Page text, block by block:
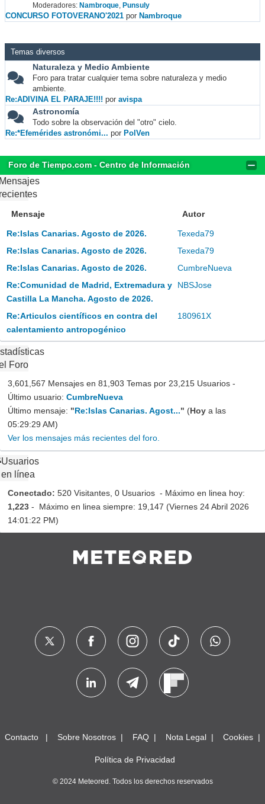
Moderadores: Nambroque, Punsuly
CONCURSO FOTOVERANO'2021 por Nambroque
Temas diversos
Naturaleza y Medio Ambiente
Foro para tratar cualquier tema sobre naturaleza y medio
ambiente.
Re:ADIVINA EL PARAJE!!!! por avispa
Astronomía
Todo sobre la observación del "otro" cielo.
Re:*Efemérides astronómi... por PolVen
Foro de Tiempo.com - Centro de Información
Mensaje Autor
Re:Islas Canarias. Agosto de 2026.
Texeda79
Re:Islas Canarias. Agosto de 2026.
Texeda79
Re:Islas Canarias. Agosto de 2026.
CumbreNueva
Re:Comunidad de Madrid, Extremadura y
Castilla La Mancha. Agosto de 2026.
NBSJose
Re:Articulos científicos en contra del
calentamiento antropogénico
180961X
Foro
3,601,567 Mensajes en 81,903 Temas por 23,215 Usuarios -
Último usuario: CumbreNueva
Último mensaje: "Re:Islas Canarias. Agost..." (Hoy a las
05:29:29 AM)
Ver los mensajes más recientes del foro.
Usuarios
en línea
Conectado: 520 Visitantes, 0 Usuarios - Máximo en linea hoy:
1,223 - Máximo en linea siempre: 19,147 (Viernes 24 Abril 2026
14:01:22 PM)
Contacto Sobre Nosotros FAQ Nota Legal Cookies
Política de Privacidad
© 2024 Meteored. Todos los derechos reservados